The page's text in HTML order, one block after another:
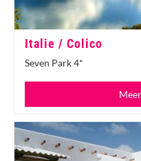
Italie / Colico
Seven Park 4*